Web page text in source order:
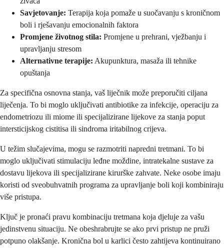
Savjetovanje: Terapija koja pomaže u suočavanju s kroničnom
boli i rješavanju emocionalnih faktora
Promjene životnog stila: Promjene u prehrani, vježbanju i
upravljanju stresom
Alternativne terapije: Akupunktura, masaža ili tehnike
opuštanja
Za specifična osnovna stanja, vaš liječnik može preporučiti ciljana
liječenja. To bi moglo uključivati antibiotike za infekcije, operaciju za
endometriozu ili miome ili specijalizirane lijekove za stanja poput
intersticijskog cistitisa ili sindroma iritabilnog crijeva.
U težim slučajevima, mogu se razmotriti napredni tretmani. To bi
moglo uključivati stimulaciju leđne moždine, intratekalne sustave za
dostavu lijekova ili specijalizirane kirurške zahvate. Neke osobe imaju
koristi od sveobuhvatnih programa za upravljanje boli koji kombiniraju
više pristupa.
Ključ je pronaći pravu kombinaciju tretmana koja djeluje za vašu
jedinstvenu situaciju. Ne obeshrabrujte se ako prvi pristup ne pruži
potpuno olakšanje. Kronična bol u karlici često zahtijeva kontinuirano